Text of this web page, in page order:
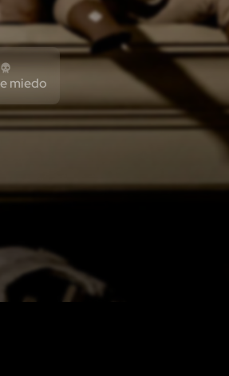
miedo